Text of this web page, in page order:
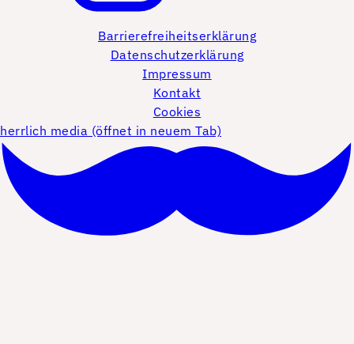
Barrierefreiheitserklärung
Datenschutzerklärung
Impressum
Kontakt
Cookies
herrlich media (öffnet in neuem Tab)